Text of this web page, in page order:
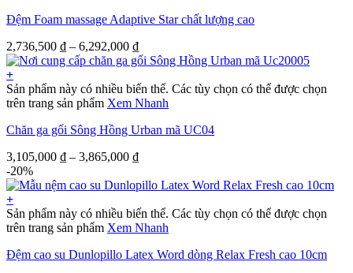
Đệm Foam massage Adaptive Star chất lượng cao
2,736,500 ₫ – 6,292,000 ₫
+
Sản phẩm này có nhiều biến thể. Các tùy chọn có thể được chọn
trên trang sản phẩm Xem Nhanh
Chăn ga gối Sông Hồng Urban mã UC04
3,105,000 ₫ – 3,865,000 ₫
-20%
+
Sản phẩm này có nhiều biến thể. Các tùy chọn có thể được chọn
trên trang sản phẩm Xem Nhanh
Đệm cao su Dunlopillo Latex Word dòng Relax Fresh cao 10cm